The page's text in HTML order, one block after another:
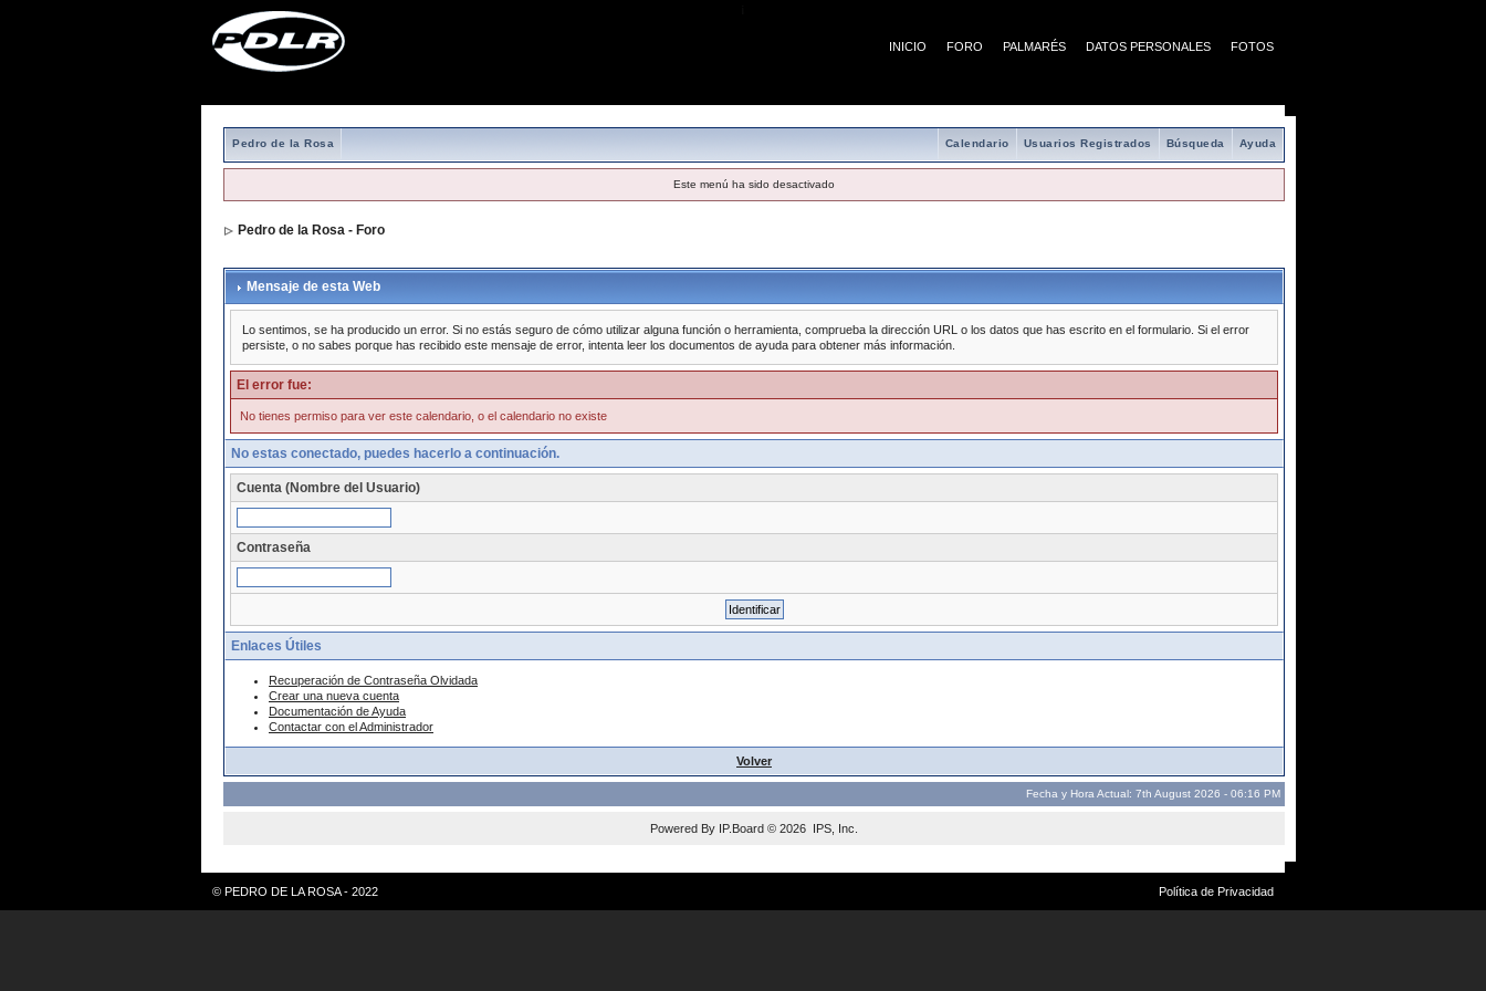
INICIO FORO PALMARÉS DATOS PERSONALES FOTOS
Pedro de la Rosa Ayuda
Búsqueda
Usuarios Registrados
Calendario
Este menú ha sido desactivado
Pedro de la Rosa - Foro
Mensaje de esta Web
Lo sentimos, se ha producido un error. Si no estás seguro de cómo utilizar alguna función o herramienta, comprueba la dirección URL o los datos que has escrito en el formulario. Si el error
persiste, o no sabes porque has recibido este mensaje de error, intenta leer los documentos de ayuda para obtener más información.
El error fue:
No tienes permiso para ver este calendario, o el calendario no existe
No estas conectado, puedes hacerlo a continuación.
Cuenta (Nombre del Usuario)
Contraseña
Enlaces Útiles
Recuperación de Contraseña Olvidada
Crear una nueva cuenta
Documentación de Ayuda
Contactar con el Administrador
Volver
Fecha y Hora Actual: 7th August 2026 - 06:16 PM
Powered By IP.Board © 2026 IPS, Inc
© PEDRO DE LA ROSA - 2022 Política de Privacidad